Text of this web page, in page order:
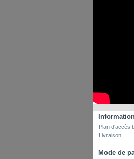
Plan d'accès
Livraison
Mode de